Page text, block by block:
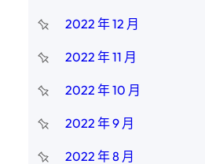
2022 年 12 月
2022 年 11 月
2022 年 10 月
2022 年 9 月
2022 年 8 月